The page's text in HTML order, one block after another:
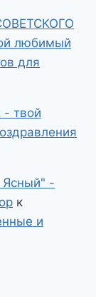
любимый
для
- твой
Ясный" -
к
и